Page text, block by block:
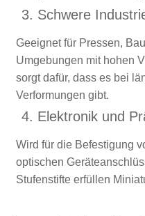
3. Schwere
Geeignet für Pressen,
Umgebungen mit hohen
sorgt dafür, dass es bei
Verformungen gibt.
4. Elektronik und
Wird für die Befestigung
optischen
Stufenstifte erfüllen